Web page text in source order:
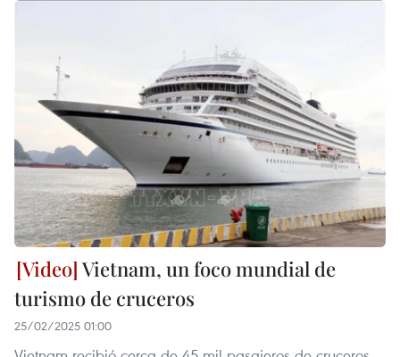
Vietnam, un foco mundial de
turismo de cruceros
25/02/2025 01:00